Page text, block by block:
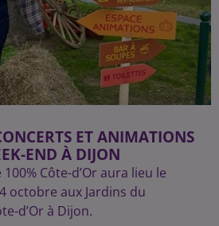
ET ANIMATIONS
END À DIJON
Côte-d’Or aura lieu le
octobre aux Jardins du
d’Or à Dijon.